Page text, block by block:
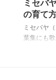
その鱗茎
ため、また
コリンは
に曝せば
ミセバ
の育て
ミセバヤ
葉集にも